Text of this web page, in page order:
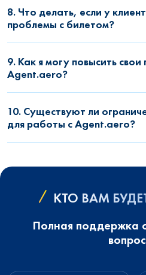
8. Что делать, если у
проблемы с билетом?
9. Как я могу повысить
Agent.aero?
10. Существуют ли
для работы с Agent.aero?
КТО ВАМ
Полная поддержка